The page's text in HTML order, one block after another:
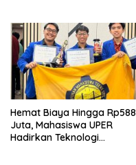
Hemat Biaya Hingga Rp588
Juta, Mahasiswa UPER
Hadirkan Teknologi